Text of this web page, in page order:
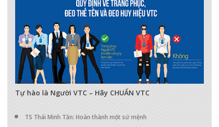
Tự hào là Người VTC – Hãy CHUẨN VTC
TS Thái Minh Tần: Hoàn thành một sứ mệnh